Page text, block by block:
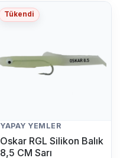
Tükendi
YAPAY YEMLER
Oskar RGL Silikon Balık
8,5 CM Sarı